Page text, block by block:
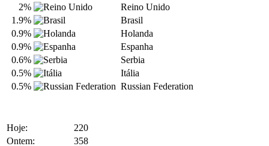
2%
Reino Unido
1.9%
Brasil
0.9%
Holanda
0.9%
Espanha
0.6%
Serbia
0.5%
Itália
0.5%
Russian Federation
Hoje:
220
Ontem:
358